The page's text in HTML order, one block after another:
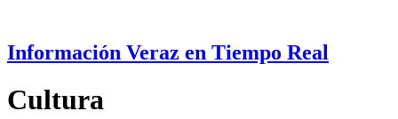
Información Veraz en Tiempo Real
Cultura